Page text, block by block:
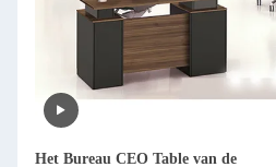
Het Bureau CEO Table van de